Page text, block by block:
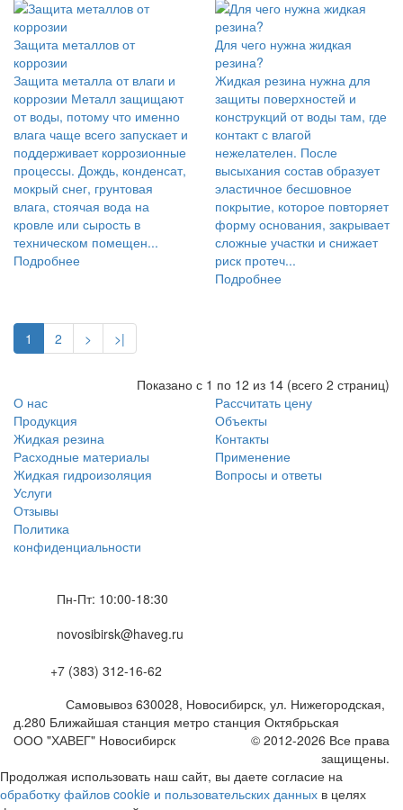
Защита металлов от
коррозии
Защита металла от влаги и
коррозии Металл защищают
от воды, потому что именно
влага чаще всего запускает и
поддерживает коррозионные
процессы. Дождь, конденсат,
мокрый снег, грунтовая
влага, стоячая вода на
кровле или сырость в
техническом помещен...
Подробнее
Для чего нужна жидкая
резина?
Жидкая резина нужна для
защиты поверхностей и
конструкций от воды там, где
контакт с влагой
нежелателен. После
высыхания состав образует
эластичное бесшовное
покрытие, которое повторяет
форму основания, закрывает
сложные участки и снижает
риск протеч...
Подробнее
1 2 > >|
Показано с 1 по 12 из 14 (всего 2 страниц)
О нас
Продукция
Жидкая резина
Расходные материалы
Жидкая гидроизоляция
Услуги
Отзывы
Политика
конфиденциальности
Рассчитать цену
Объекты
Контакты
Применение
Вопросы и ответы
Пн-Пт: 10:00-18:30
novosibirsk@haveg.ru
+7 (383) 312-16-62
Самовывоз 630028, Новосибирск, ул. Нижегородская,
д.280 Ближайшая станция метро станция Октябрьская
ООО "ХАВЕГ" Новосибирск
© 2012-2026 Все права
защищены.
Продолжая использовать наш сайт, вы даете согласие на
обработку файлов cookie и пользовательских данных в целях